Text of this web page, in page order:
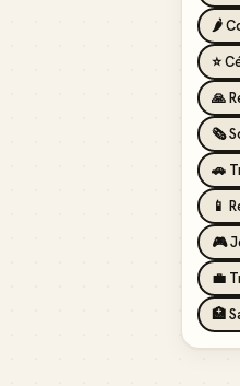
🌶️
⭐
🙏
🗞️
🚗
📱
🎮
💼
🏥